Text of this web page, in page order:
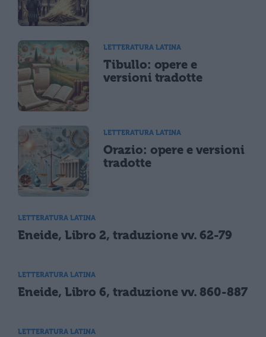
LETTERATURA LATINA
Tibullo: opere e
versioni tradotte
LETTERATURA LATINA
Orazio: opere e versioni
tradotte
LETTERATURA LATINA
Eneide, Libro 2, traduzione vv. 62-79
LETTERATURA LATINA
Eneide, Libro 6, traduzione vv. 860-887
LETTERATURA LATINA